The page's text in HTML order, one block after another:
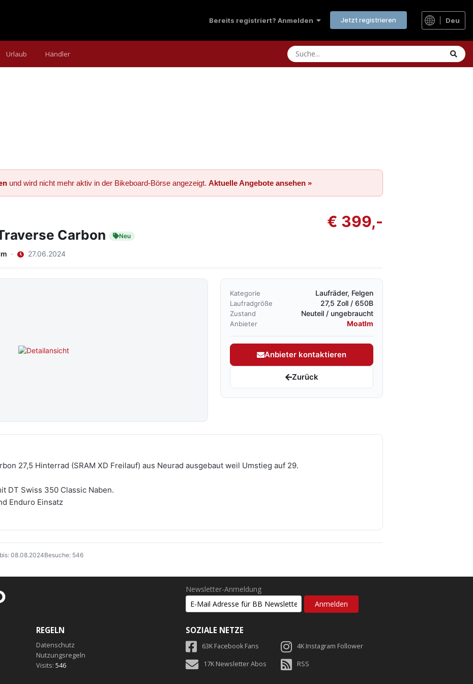
Bereits registriert? Anmelden Jetzt registrieren Deu
Urlaub Händler
und wird nicht mehr aktiv in der Bikeboard-Börse angezeigt. Aktuelle Angebote ansehen »
Carbon Neu
· 27.06.2024
€ 399,-
Kategorie Laufräder, Felgen
Laufradgröße 27,5 Zoll / 650B
Zustand Neuteil / ungebraucht
Anbieter Moatlm
Anbieter kontaktieren
Zurück
27,5 Hinterrad (SRAM XD Freilauf) aus Neurad ausgebaut weil Umstieg auf 29.
DT Swiss 350 Classic Naben.
Enduro Einsatz
08.08.2024Besuche: 546
Newsletter-Anmeldung
REGELN
Datenschutz
Nutzungsregeln
Visits: 546
SOZIALE NETZE
63K Facebook Fans 4K Instagram Follower
17K Newsletter Abos RSS